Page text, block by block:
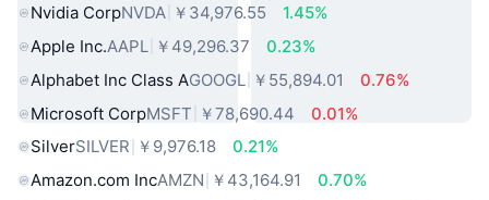
Nvidia CorpNVDA ￥34,976.55
1.45%
Apple Inc.AAPL ￥49,296.37
0.23%
Alphabet Inc Class AGOOGL ￥55,894.01
0.76%
Microsoft CorpMSFT ￥78,690.44
0.01%
SilverSILVER ￥9,976.18
0.21%
Amazon.com IncAMZN ￥43,164.91
0.70%